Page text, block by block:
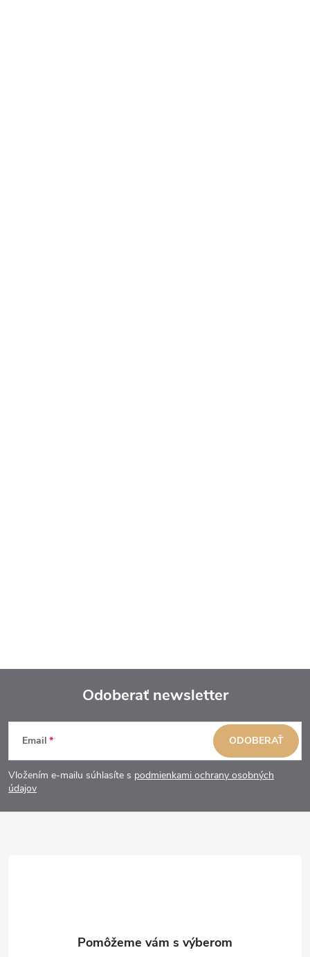
Z
á
p
Odoberať newsletter
Email
Vložením e-mailu súhlasíte s podmienkami ochrany osobných
údajov
ODOBERAŤ